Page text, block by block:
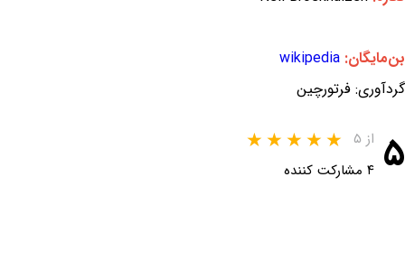
بن‌مایگان: wikipedia
گردآوری: فرتورچین
۵ از ۵
۴ مشارکت کننده